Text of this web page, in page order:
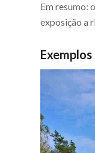
Em resumo:
exposição a